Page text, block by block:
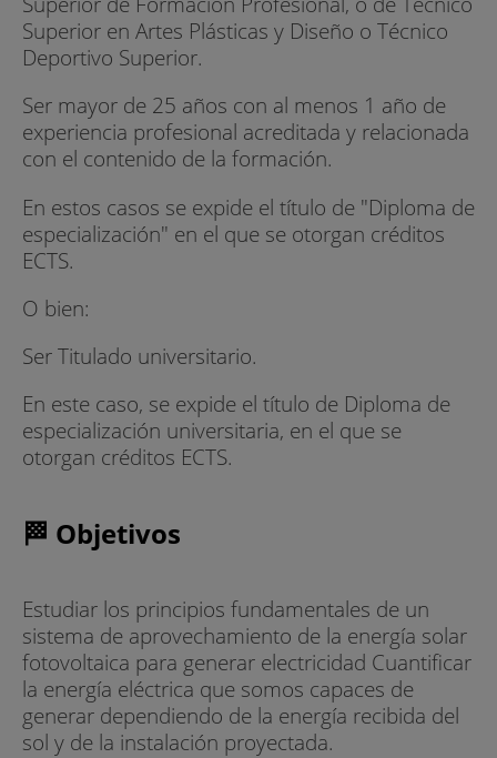
Superior en Artes Plásticas y Diseño o Técnico
Deportivo Superior.
Ser mayor de 25 años con al menos 1 año de
experiencia profesional acreditada y relacionada
con el contenido de la formación.
En estos casos se expide el título de "Diploma de
especialización" en el que se otorgan créditos
ECTS.
O bien:
Ser Titulado universitario.
En este caso, se expide el título de Diploma de
especialización universitaria, en el que se
otorgan créditos ECTS.
🏁 Objetivos
Estudiar los principios fundamentales de un
sistema de aprovechamiento de la energía solar
fotovoltaica para generar electricidad Cuantificar
la energía eléctrica que somos capaces de
generar dependiendo de la energía recibida del
sol y de la instalación proyectada.